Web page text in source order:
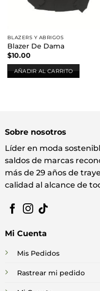
BLAZERS Y ABRIGOS
Blazer De Dama
$10.00
AÑADIR AL CARRITO
Sobre nosotros
Líder en moda
saldos de marcas
más de 29 años de
calidad al alcance de
Mi Cuenta
Mis Pedidos
Rastrear mi pedido